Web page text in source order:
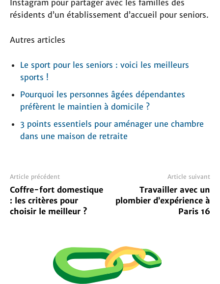
Instagram pour partager avec les familles des
résidents d’un établissement d’accueil pour seniors.
Autres articles
Le sport pour les seniors : voici les meilleurs
sports !
Pourquoi les personnes âgées dépendantes
préfèrent le maintien à domicile ?
3 points essentiels pour aménager une chambre
dans une maison de retraite
Article précédent
Coffre-fort domestique
: les critères pour
choisir le meilleur ?
Article suivant
Travailler avec un
plombier d’expérience à
Paris 16